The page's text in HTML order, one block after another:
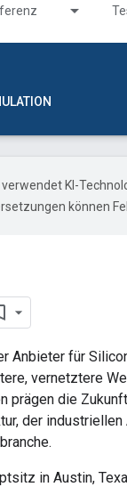
verwendet KI-
können
Anbieter für
vernetztere
prägen die
der
in Austin,